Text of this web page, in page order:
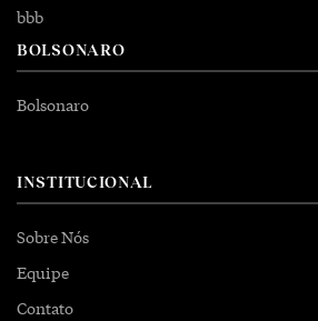
bbb
BOLSONARO
Bolsonaro
INSTITUCIONAL
Sobre Nós
Equipe
Contato